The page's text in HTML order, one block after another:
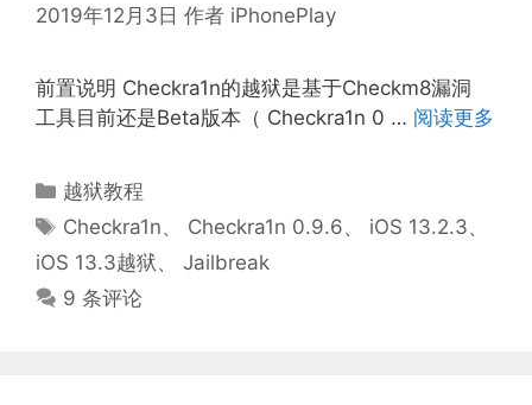
2019年12月3日 作者 iPhonePlay
前置说明 Checkra1n的越狱是基于Checkm8漏洞
工具目前还是Beta版本（ Checkra1n 0 … 阅读更多
分
类
越狱教程
标
签
Checkra1n、 Checkra1n 0.9.6、 iOS 13.2.3、
iOS 13.3越狱、 Jailbreak
9 条评论